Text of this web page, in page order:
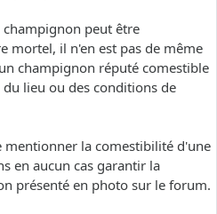
peut être
mortel, il n'en est pas de même
champignon réputé comestible
lieu ou des conditions de
mentionner la comestibilité d'une
en aucun cas garantir la
présenté en photo sur le forum.